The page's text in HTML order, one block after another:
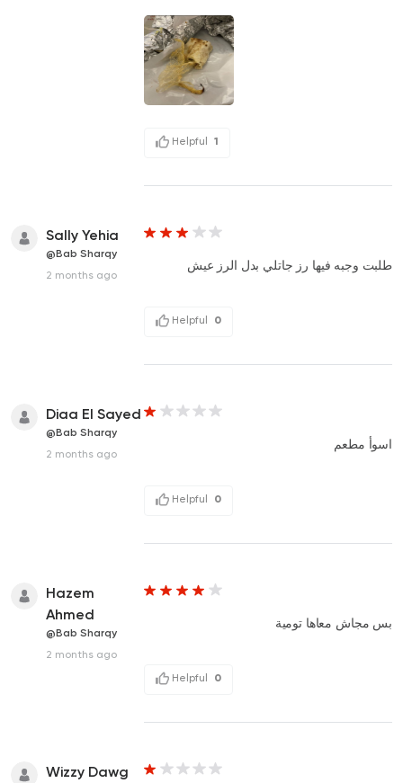
Helpful 1
Sally Yehia
@Bab Sharqy
2 months ago
طلبت وجبه فيها رز جاتلي بدل الرز عيش
Helpful 0
Diaa El Sayed
@Bab Sharqy
2 months ago
اسوأ مطعم
Helpful 0
Hazem
Ahmed
@Bab Sharqy
2 months ago
بس مجاش معاها تومية
Helpful 0
Wizzy Dawg